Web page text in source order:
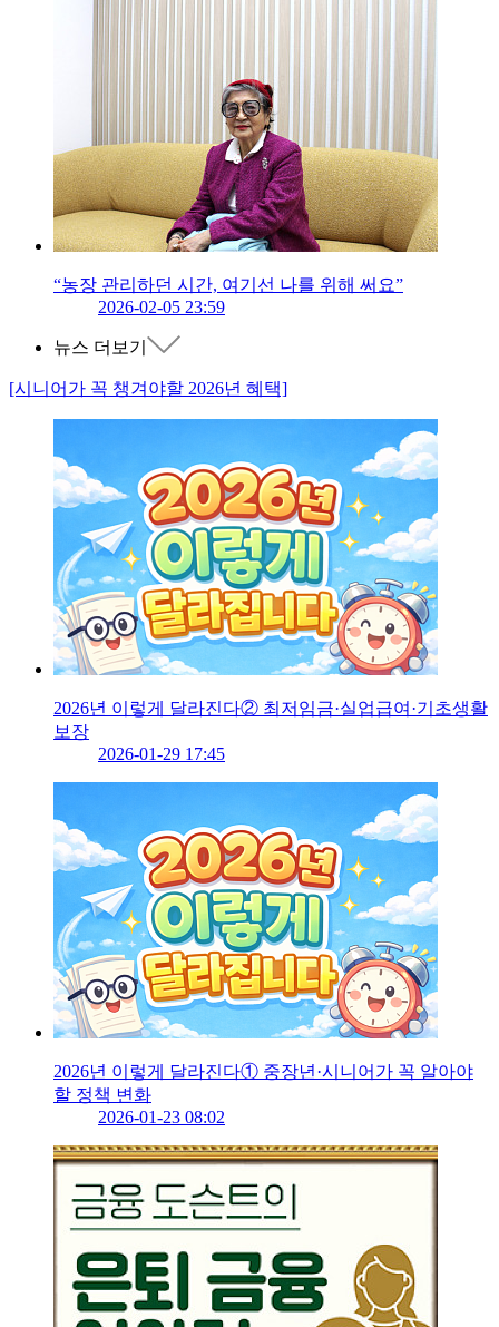
“농장 관리하던 시간, 여기선 나를 위해 써요”
2026-02-05 23:59
뉴스 더보기
[시니어가 꼭 챙겨야할 2026년 혜택]
2026년 이렇게 달라진다② 최저임금·실업급여·기초생활
보장
2026-01-29 17:45
2026년 이렇게 달라진다① 중장년·시니어가 꼭 알아야
할 정책 변화
2026-01-23 08:02